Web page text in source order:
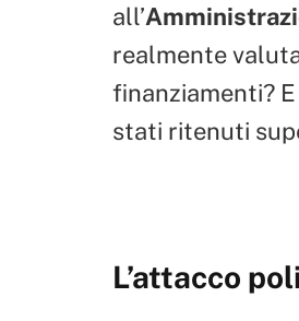
all’
realmente
finanziamenti?
stati ritenuti
L’attacco